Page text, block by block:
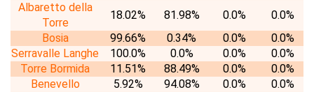
Albaretto della
Torre
18.02% 81.98% 0.0%
0.0%
Bosia
99.66% 0.34% 0.0%
0.0%
Serravalle Langhe
100.0% 0.0% 0.0%
0.0%
Torre Bormida
11.51% 88.49% 0.0%
0.0%
Benevello
5.92% 94.08% 0.0%
0.0%